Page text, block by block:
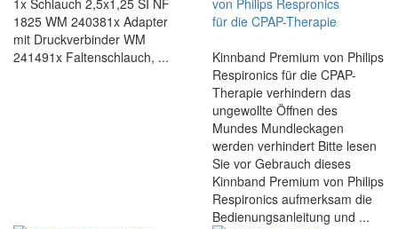
1x Schlauch 2,5x1,25 SI NF
1825 WM 240381x Adapter
mit Druckverbinder WM
241491x Faltenschlauch, ...
Kinnband Premium von Philips
Respironics für die CPAP-
Therapie verhindern das
ungewollte Öffnen des
Mundes Mundleckagen
werden verhindert Bitte lesen
Sie vor Gebrauch dieses
Kinnband Premium von Philips
Respironics aufmerksam die
Bedienungsanleitung und ...